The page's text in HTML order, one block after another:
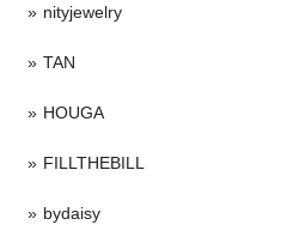
nityjewelry
TAN
HOUGA
FILLTHEBILL
bydaisy